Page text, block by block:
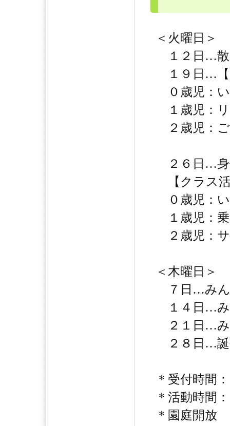
＜火曜日＞
１２日…散
１９日…【
０歳児：
１歳児：
２歳児：
２６日…身
【クラス
０歳児：
１歳児：
２歳児：
＜木曜日＞
７日…みん
１４日…み
２１日…み
２８日…誕
＊受付時間
＊活動時間
＊園庭開放